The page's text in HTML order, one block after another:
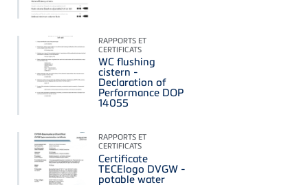
RAPPORTS ET
CERTIFICATS
WC flushing
cistern -
Declaration of
Performance DOP
14055
RAPPORTS ET
CERTIFICATS
Certificate
TECElogo DVGW -
potable water